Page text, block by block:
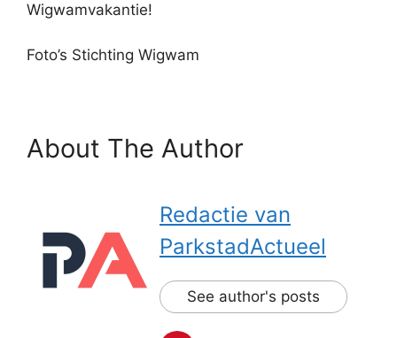
Wigwamvakantie!
Foto’s Stichting Wigwam
About The Author
Redactie van
ParkstadActueel
See author's posts